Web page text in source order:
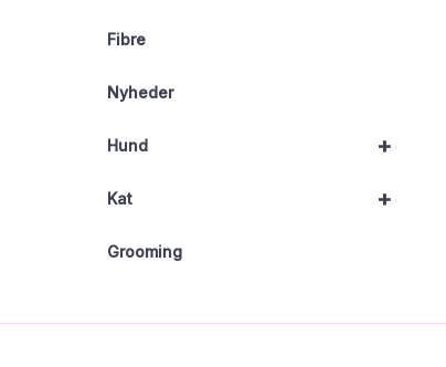
Fibre
Nyheder
+
Hund
+
Kat
Grooming